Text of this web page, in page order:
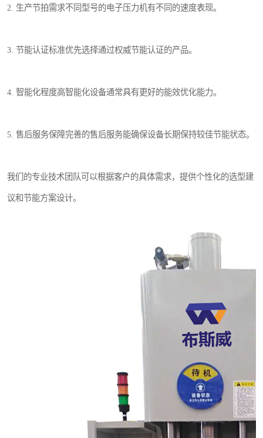
2. 生产节拍需求不同型号的电子压力机有不同的速度表现。
3. 节能认证标准优先选择通过权威节能认证的产品。
4. 智能化程度高智能化设备通常具有更好的能效优化能力。
5. 售后服务保障完善的售后服务能确保设备长期保持较佳节能状态。
我们的专业技术团队可以根据客户的具体需求，提供个性化的选型建
议和节能方案设计。